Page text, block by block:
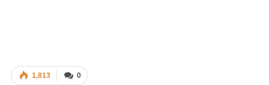
0
1,813